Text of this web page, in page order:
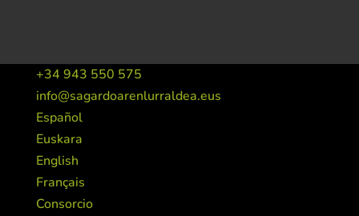
+34 943 550 575
info@sagardoarenlurraldea.eus
Español
Euskara
English
Français
Consorcio